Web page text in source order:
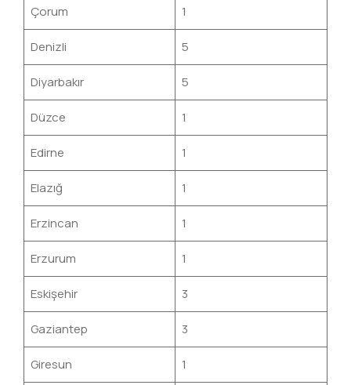
Çorum 1
Denizli 5
Diyarbakır 5
Düzce 1
Edirne 1
Elazığ 1
Erzincan 1
Erzurum 1
Eskişehir 3
Gaziantep 3
Giresun 1